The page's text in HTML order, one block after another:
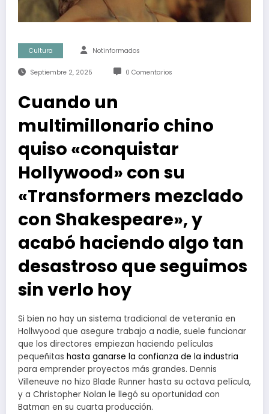
Cultura Notinformados
Septiembre 2, 2025 0 Comentarios
Cuando un
multimillonario chino
quiso «conquistar
Hollywood» con su
«Transformers mezclado
con Shakespeare», y
acabó haciendo algo tan
desastroso que seguimos
sin verlo hoy
Si bien no hay un sistema tradicional de veteranía en
Hollwyood que asegure trabajo a nadie, suele funcionar
que los directores empiezan haciendo películas
pequeñitas hasta ganarse la confianza de la industria
para emprender proyectos más grandes. Dennis
Villeneuve no hizo Blade Runner hasta su octava película,
y a Christopher Nolan le llegó su oportunidad con
Batman en su cuarta producción.